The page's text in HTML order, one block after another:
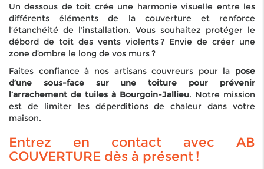
Un dessous de toit crée une harmonie visuelle entre les
différents éléments de la couverture et renforce
l’étanchéité de l’installation. Vous souhaitez protéger le
débord de toit des vents violents ? Envie de créer une
zone d’ombre le long de vos murs ?
Faites confiance à nos artisans couvreurs pour la pose
d’une sous-face sur une toiture pour prévenir
l’arrachement de tuiles à Bourgoin-Jallieu. Notre mission
est de limiter les déperditions de chaleur dans votre
maison.
Entrez en contact avec AB
COUVERTURE dès à présent !